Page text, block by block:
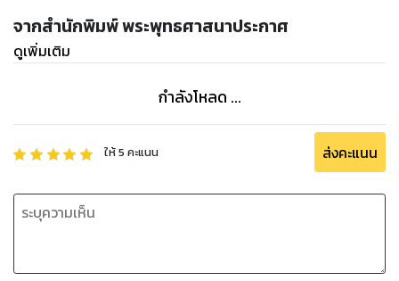
จากสำนักพิมพ์ พระพุทธศาสนาประกาศ
ดูเพิ่มเติม
กำลังโหลด ...
ให้5 คะแนน ส่งคะแนน